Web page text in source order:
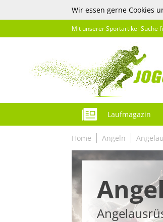
Wir essen gerne Cookies
Mit unserer Sportartikel-Suche
Laufmagazin
Home Angeln